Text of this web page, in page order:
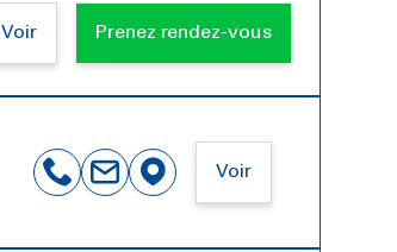
Voir Prenez rendez-vous
Voir